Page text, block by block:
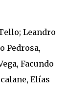
Leandro
Pedrosa,
Facundo
Elías